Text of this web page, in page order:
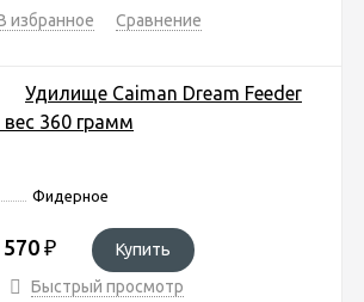
избранное
Сравнение
Удилище Caiman Dream Feeder
вес 360 грамм
Фидерное
570₽
Купить
Быстрый просмотр